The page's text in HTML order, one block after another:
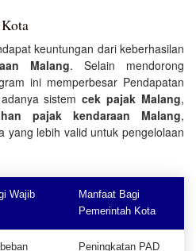
keuntungan dari keberhasilan
Malang. Selain mendorong
ini memperbesar Pendapatan
sistemcek pajak Malang,
pajak kendaraan Malang,
yang lebih valid untuk pengelolaan
Wajib
Manfaat Bagi
Pemerintah Kota
Peningkatan PAD